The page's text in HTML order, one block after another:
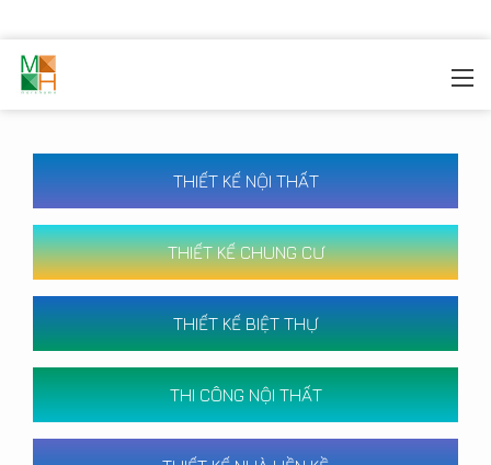
THIẾT KẾ NỘI THẤT
THIẾT KẾ CHUNG CƯ
THIẾT KẾ BIỆT THỰ
THI CÔNG NỘI THẤT